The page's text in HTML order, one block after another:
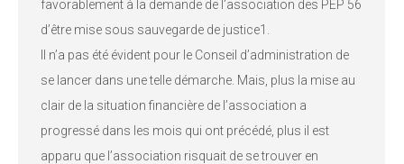
favorablement à la demande de l’association des PEP 56
d’être mise sous sauvegarde de justice1.
Il n’a pas été évident pour le Conseil d’administration de
se lancer dans une telle démarche. Mais, plus la mise au
clair de la situation financière de l’association a
progressé dans les mois qui ont précédé, plus il est
apparu que l’association risquait de se trouver en